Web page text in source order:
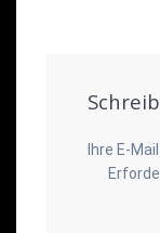
Ihre E-